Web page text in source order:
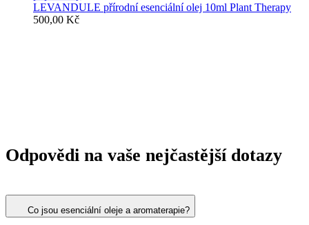
LEVANDULE přírodní esenciální olej 10ml Plant Therapy
500,00 Kč
Odpovědi na vaše nejčastější dotazy
Co jsou esenciální oleje a aromaterapie?